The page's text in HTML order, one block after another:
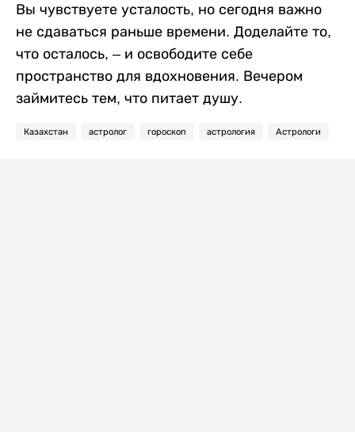
Вы чувствуете усталость, но сегодня важно
не сдаваться раньше времени. Доделайте то,
что осталось, – и освободите себе
пространство для вдохновения. Вечером
займитесь тем, что питает душу.
Казахстан астролог гороскоп астрология Астрологи